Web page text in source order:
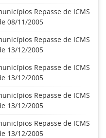
Repasse de ICMS
08/11/2005
Repasse de ICMS
13/12/2005
Repasse de ICMS
13/12/2005
Repasse de ICMS
13/12/2005
Repasse de ICMS
13/12/2005